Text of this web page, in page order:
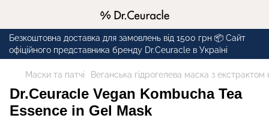
Безкоштовна доставка для замовлень від 1500 грн 📦 Сайт
офіційного представника бренду Dr.Ceuracle в Україні
Маски та патчі Веганська гідрогелева маска з
Dr.Ceuracle Vegan Kombucha Tea
Essence in Gel Mask